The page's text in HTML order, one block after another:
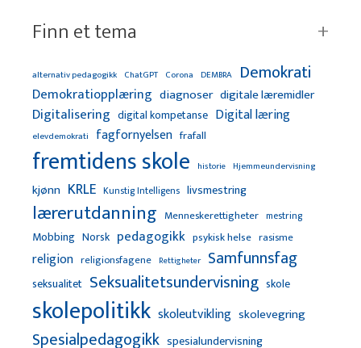
Finn et tema
alternativ pedagogikk ChatGPT Corona DEMBRA Demokrati
Demokratiopplæring diagnoser digitale læremidler
Digitalisering digital kompetanse Digital læring
elevdemokrati fagfornyelsen frafall
fremtidens skole historie Hjemmeundervisning
kjønn KRLE Kunstig Intelligens livsmestring
lærerutdanning Menneskerettigheter mestring
Mobbing Norsk pedagogikk psykisk helse rasisme
religion religionsfagene Rettigheter Samfunnsfag
seksualitet Seksualitetsundervisning skole
skolepolitikk skoleutvikling skolevegring
Spesialpedagogikk spesialundervisning